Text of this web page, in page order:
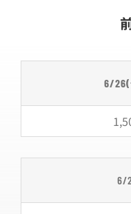
6/26(
6/